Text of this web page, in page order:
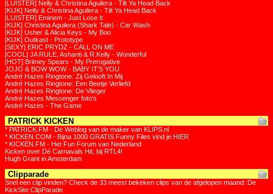
[LUISTER] Nelly & Christina Aguilera - Tilt Ya Head Back
[KIJK] Nelly & Christina Aguilera - Tilt Ya Head Back
[LUISTER] Eminem - Just Lose It
[KIJK] Christina Aguilera (Shark Tale) - Car Wash
[KIJK] Usher & Alicia Keys - My Boo
[KIJK] Outkast - Prototype
[SEXY] ERIC PRYDZ - CALL ON ME
[COOL] JA RULE, Ashanti & R.Kelly - Wonderful
[HOT] Britney Spears - My Prerogative
JOJO & BOW WOW - BABY IT'S YOU
André Hazes Ringtone: Zij Gelooft In Mij
André Hazes Ringtone: Een Beetje Verliefd
André Hazes Ringtone: De Vlieger
André Hazes Messenger foto's
André Hazes - The Game
PATRICK KICKEN
* PATRICK.FM - De Weblog van de maker van KLIPS.nl
* KICKEN.COM - Bijna 1000 GRATIS Funny Files vind je HIER
* KICKEN.FM - Het Fun Forum van Nederland
Kicken over Dé Carnavals Hit, bij RTL4!
Hugh Grant in Amsterdam
Clipparade
Snel een clip vinden? Check de 33 meest bekeken clips van de afgelopen maand: De
KickSite ClipParade